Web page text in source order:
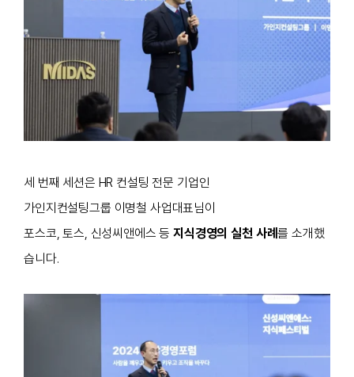
세 번째 세션은 HR 컨설팅 전문 기업인
가인지컨설팅그룹 이명철 사업대표님이
포스코, 토스, 신성씨앤에스 등지식경영의 실천 사례를 소개했
습니다.